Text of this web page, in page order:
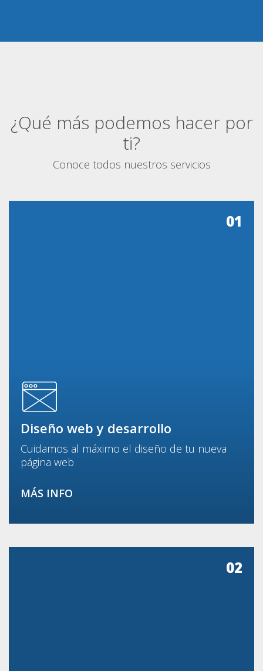
¿Qué más podemos hacer por
ti?
Conoce todos nuestros servicios
01
Diseño web y desarrollo
Cuidamos al máximo el diseño de tu nueva
página web
MÁS INFO
02